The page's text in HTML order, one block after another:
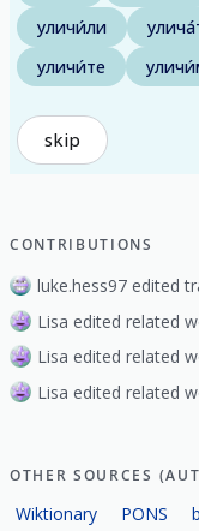
уличи́ли
уличи́те
skip
CONTRIBUTIONS
luke.hess97 edited
Lisa edited related
Lisa edited related
Lisa edited related
OTHER SOURCES
Wiktionary PONS